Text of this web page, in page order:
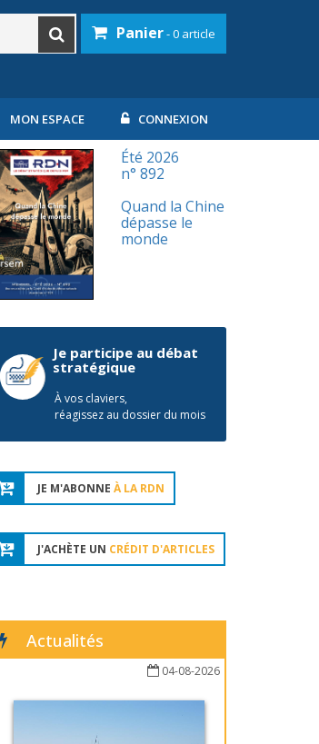
Panier- 0 article
MON ESPACE CONNEXION
Été 2026
n° 892
Quand la Chine
dépasse le
monde
Je participe au débat
stratégique
À vos claviers,
réagissez au dossier du mois
JE M'ABONNE À LA RDN
J'ACHÈTE UN CRÉDIT D'ARTICLES
Actualités
04-08-2026